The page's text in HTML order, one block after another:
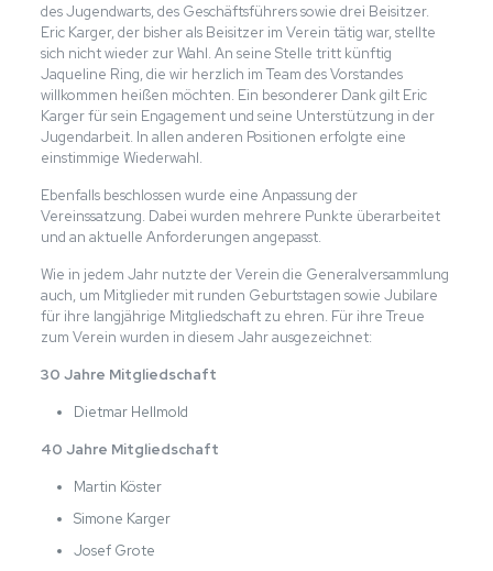
des Jugendwarts, des Geschäftsführers sowie drei Beisitzer.
Eric Karger, der bisher als Beisitzer im Verein tätig war, stellte
sich nicht wieder zur Wahl. An seine Stelle tritt künftig
Jaqueline Ring, die wir herzlich im Team des Vorstandes
willkommen heißen möchten. Ein besonderer Dank gilt Eric
Karger für sein Engagement und seine Unterstützung in der
Jugendarbeit. In allen anderen Positionen erfolgte eine
einstimmige Wiederwahl.
Ebenfalls beschlossen wurde eine Anpassung der
Vereinssatzung. Dabei wurden mehrere Punkte überarbeitet
und an aktuelle Anforderungen angepasst.
Wie in jedem Jahr nutzte der Verein die Generalversammlung
auch, um Mitglieder mit runden Geburtstagen sowie Jubilare
für ihre langjährige Mitgliedschaft zu ehren. Für ihre Treue
zum Verein wurden in diesem Jahr ausgezeichnet:
30 Jahre Mitgliedschaft
Dietmar Hellmold
40 Jahre Mitgliedschaft
Martin Köster
Simone Karger
Josef Grote